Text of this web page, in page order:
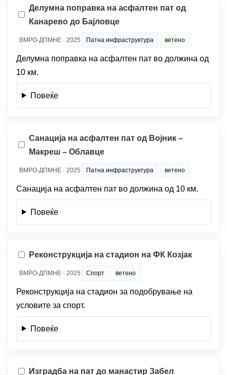
Делумна поправка на асфалтен пат од
Канарево до Бајловце
ВМРО-ДПМНЕ · 2025 Патна инфраструктура ветено
Делумна поправка на асфалтен пат во должина од
10 км.
Повеќе
Санација на асфалтен пат од Војник –
Макреш – Облавце
ВМРО-ДПМНЕ · 2025 Патна инфраструктура ветено
Санација на асфалтен пат во должина од 10 км.
Повеќе
Реконструкција на стадион на ФК Козјак
ВМРО-ДПМНЕ · 2025 Спорт ветено
Реконструкција на стадион за подобрување на
условите за спорт.
Повеќе
Изградба на пат до манастир Забел